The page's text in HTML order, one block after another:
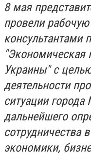
8 мая
провели рабочую
консультантами
"Экономическая
Украины" с
деятельности
ситуации
дальнейшего
сотрудничества
экономики,